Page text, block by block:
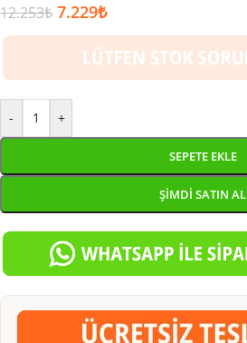
12.253₺ 7.229₺
- +
SEPETE EKLE
ŞIMDI SATIN AL